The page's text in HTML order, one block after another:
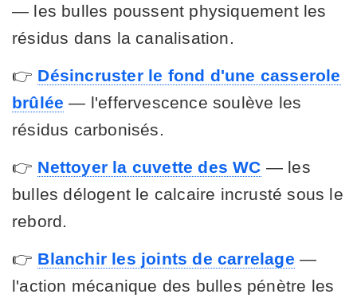
— les bulles poussent physiquement les
résidus dans la canalisation.
👉 Désincruster le fond d'une casserole
brûlée — l'effervescence soulève les
résidus carbonisés.
👉 Nettoyer la cuvette des WC — les
bulles délogent le calcaire incrusté sous le
rebord.
👉 Blanchir les joints de carrelage —
l'action mécanique des bulles pénètre les